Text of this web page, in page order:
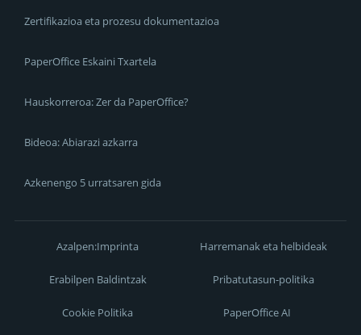
Zertifikazioa eta prozesu dokumentazioa
PaperOffice Eskaini Txartela
Hauskorreroa: Zer da PaperOffice?
Bideoa: Abiarazi azkarra
Azkenengo 5 urratsaren gida
Azalpen:Imprinta Harremanak eta helbideak
Erabilpen Baldintzak Pribatutasun-politika
Cookie Politika PaperOffice AI